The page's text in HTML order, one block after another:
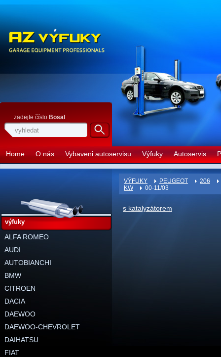
Home O nás Vybaveni autoservisu Výfuky Autoservis
zadejte číslo Bosal
VÝFUKY PEUGEOT
206
KW
00-11/03
s katalyzátorem
výfuky
ALFA ROMEO
AUDI
AUTOBIANCHI
BMW
CITROEN
DACIA
DAEWOO
DAEWOO-CHEVROLET
DAIHATSU
FIAT